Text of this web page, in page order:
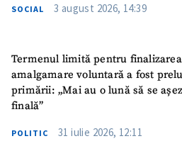
SOCIAL 3 august 2026, 14:39
Termenul limită pentru
amalgamare voluntară a fost
primării: „Mai au o lună să se
finală”
POLITIC 31 iulie 2026, 12:11